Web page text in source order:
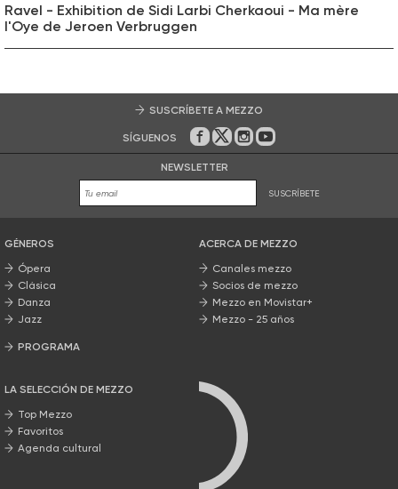
Ravel - Exhibition de Sidi Larbi Cherkaoui - Ma mère
l'Oye de Jeroen Verbruggen
SUSCRÍBETE A MEZZO
SÍGUENOS En Facebook
En Twitter
En Instagram
En Youtube
NEWSLETTER
SUSCRÍBETE
GÉNEROS
Ópera
Clásica
Danza
Jazz
PROGRAMA
LA SELECCIÓN DE MEZZO
Top Mezzo
Favoritos
Agenda cultural
ACERCA DE MEZZO
Canales mezzo
Socios de mezzo
Mezzo en Movistar+
Mezzo - 25 años